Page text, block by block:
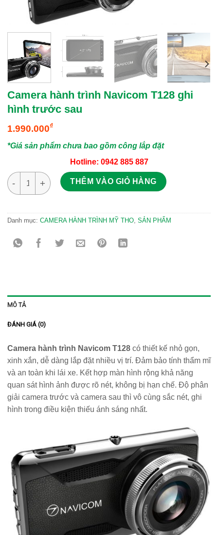
Camera hành trình Navicom T128 ghi
hình trước sau
1.990.000₫
*Giá sản phẩm chưa bao gồm công lắp đặt
Hotline: 0942 885 887
Camera hành trình Navicom T128 ghi hình trước sau số lượng
THÊM VÀO GIỎ HÀNG
Danh mục: CAMERA HÀNH TRÌNH MỸ THO, SẢN PHẨM
MÔ TẢ
ĐÁNH GIÁ (0)
Camera hành trình Navicom T128 có thiết kế nhỏ gọn,
xinh xắn, dễ dàng lắp đặt nhiều vị trí. Đảm bảo tính thẩm mĩ
và an toàn khi lái xe. Kết hợp màn hình rộng khả năng
quan sát hình ảnh được rõ nét, không bị hạn chế. Độ phân
giải camera trước và camera sau thì vô cùng sắc nét, ghi
hình trong điều kiện thiếu ánh sáng nhất.